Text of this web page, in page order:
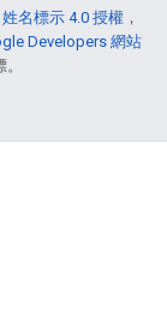
姓名標示 4.0 授權 ，
Developers 網站